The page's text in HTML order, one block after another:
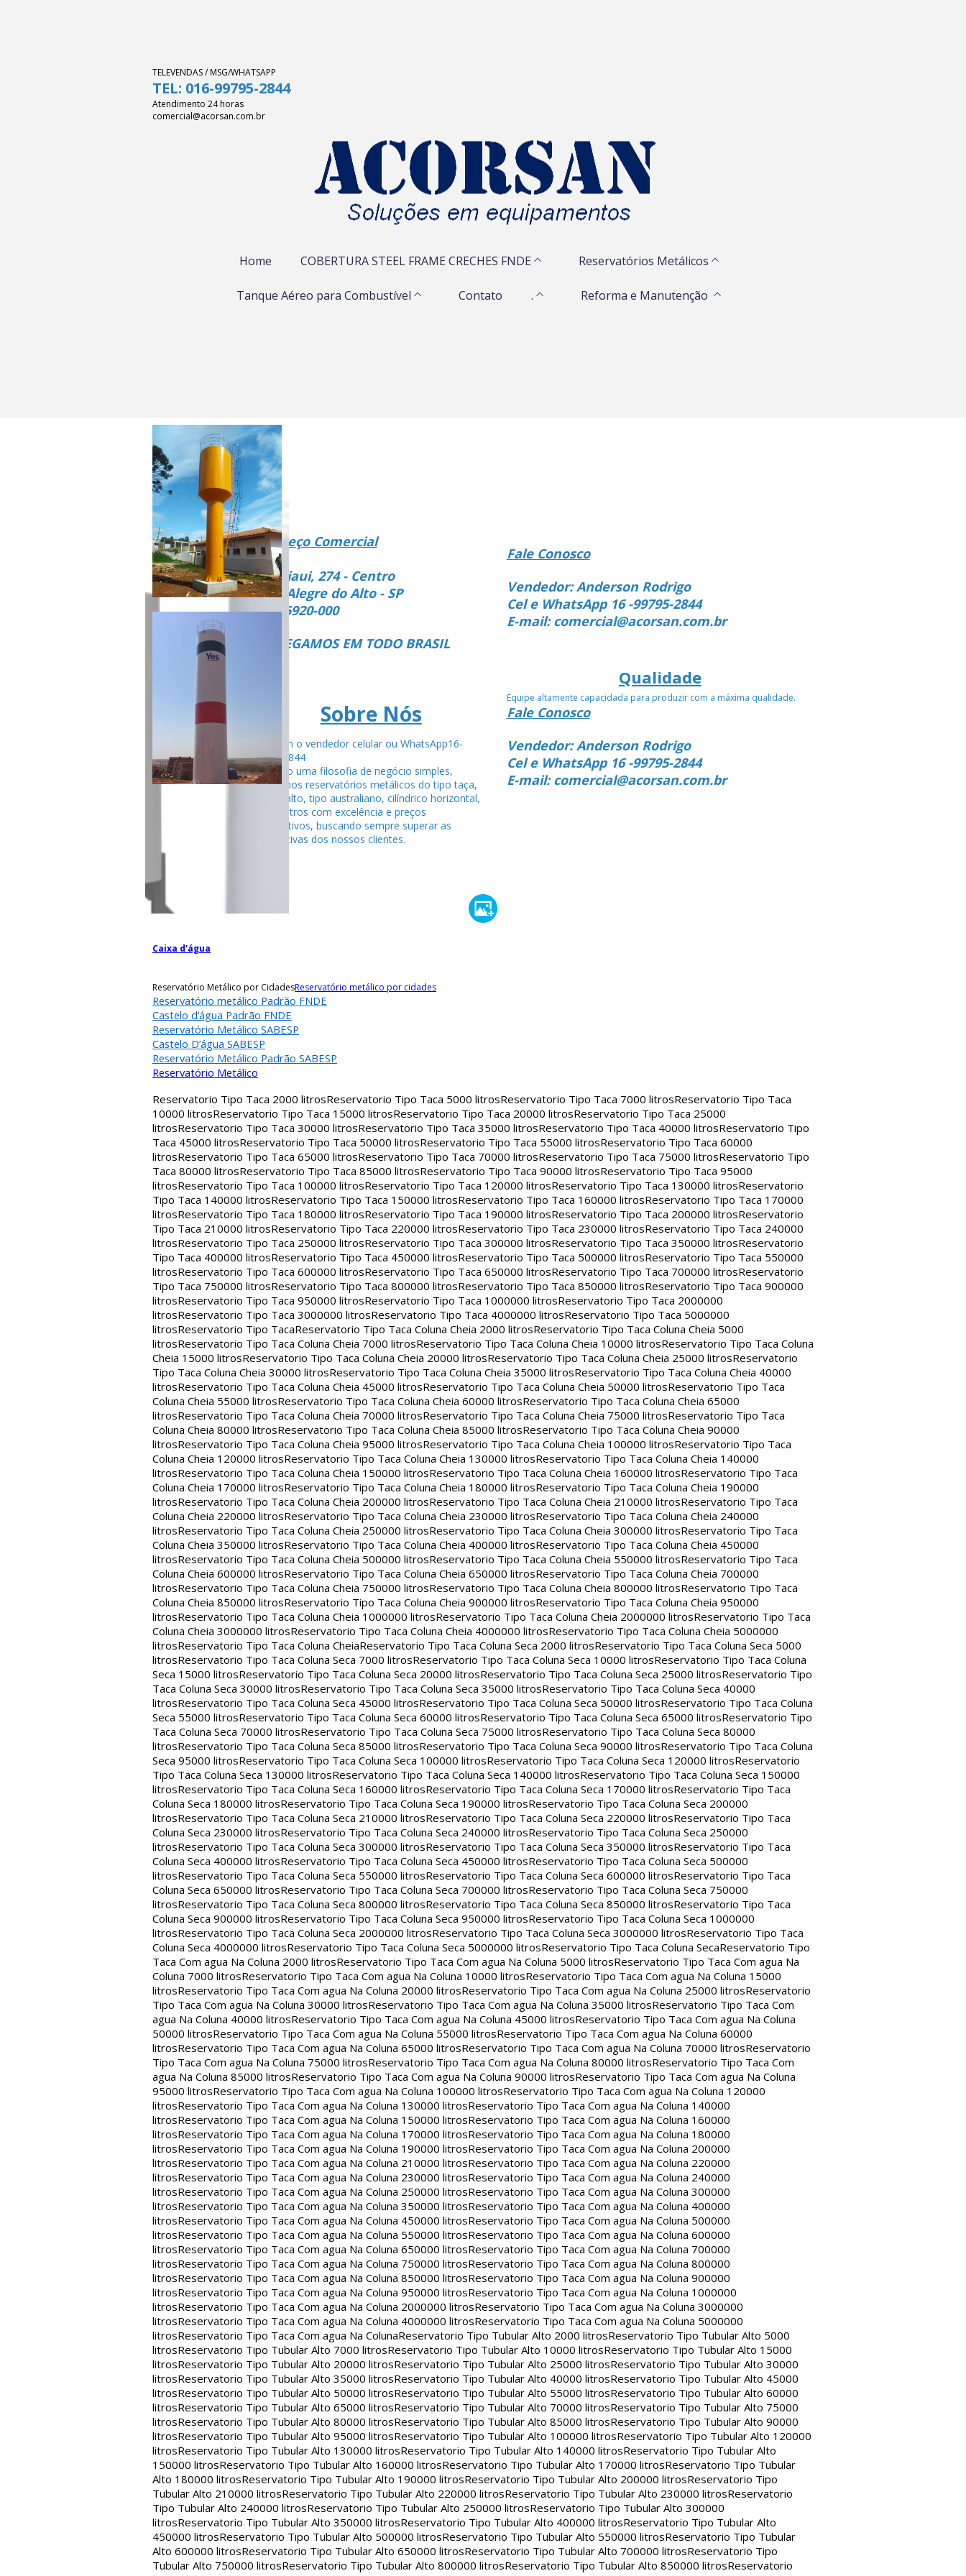
TELEVENDAS / MSG/WHATSAPP
TEL: 016-99795-2844
Atendimento 24 horas
comercial@acorsan.com.br
Home COBERTURA STEEL FRAME CRECHES FNDE Reservatórios Metálicos
Tanque Aéreo para Combustível Contato . Reforma e Manutenção
Endereço Comercial
Rua Piaui, 274 - Centro
Vista Alegre do Alto - SP
CEP 15920-000
ENTREGAMOS EM TODO BRASIL
Sobre Nós
Fale com o vendedor celular ou WhatsApp16-
99795-2844
Seguindo uma filosofia de negócio simples,
fabricamos reservatórios metálicos do tipo taça,
tubular alto, tipo australiano, cilíndrico horizontal,
entre outros com excelência e preços
competitivos, buscando sempre superar as
espectativas dos nossos clientes.
Fale Conosco
Vendedor: Anderson Rodrigo
Cel e WhatsApp 16 -99795-2844
E-mail: comercial@acorsan.com.br
Qualidade
Equipe altamente capacidada para produzir com a máxima qualidade.
Fale Conosco
Vendedor: Anderson Rodrigo
Cel e WhatsApp 16 -99795-2844
E-mail: comercial@acorsan.com.br
Caixa d'água
Reservatório Metálico por CidadesReservatório metálico por cidades
Reservatório metálico Padrão FNDE
Castelo d’água Padrão FNDE
Reservatório Metálico SABESP
Castelo D’água SABESP
Reservatório Metálico Padrão SABESP
Reservatório Metálico
Reservatorio Tipo Taca 2000 litrosReservatorio Tipo Taca 5000 litrosReservatorio Tipo Taca 7000 litrosReservatorio Tipo Taca
10000 litrosReservatorio Tipo Taca 15000 litrosReservatorio Tipo Taca 20000 litrosReservatorio Tipo Taca 25000
litrosReservatorio Tipo Taca 30000 litrosReservatorio Tipo Taca 35000 litrosReservatorio Tipo Taca 40000 litrosReservatorio Tipo
Taca 45000 litrosReservatorio Tipo Taca 50000 litrosReservatorio Tipo Taca 55000 litrosReservatorio Tipo Taca 60000
litrosReservatorio Tipo Taca 65000 litrosReservatorio Tipo Taca 70000 litrosReservatorio Tipo Taca 75000 litrosReservatorio Tipo
Taca 80000 litrosReservatorio Tipo Taca 85000 litrosReservatorio Tipo Taca 90000 litrosReservatorio Tipo Taca 95000
litrosReservatorio Tipo Taca 100000 litrosReservatorio Tipo Taca 120000 litrosReservatorio Tipo Taca 130000 litrosReservatorio
Tipo Taca 140000 litrosReservatorio Tipo Taca 150000 litrosReservatorio Tipo Taca 160000 litrosReservatorio Tipo Taca 170000
litrosReservatorio Tipo Taca 180000 litrosReservatorio Tipo Taca 190000 litrosReservatorio Tipo Taca 200000 litrosReservatorio
Tipo Taca 210000 litrosReservatorio Tipo Taca 220000 litrosReservatorio Tipo Taca 230000 litrosReservatorio Tipo Taca 240000
litrosReservatorio Tipo Taca 250000 litrosReservatorio Tipo Taca 300000 litrosReservatorio Tipo Taca 350000 litrosReservatorio
Tipo Taca 400000 litrosReservatorio Tipo Taca 450000 litrosReservatorio Tipo Taca 500000 litrosReservatorio Tipo Taca 550000
litrosReservatorio Tipo Taca 600000 litrosReservatorio Tipo Taca 650000 litrosReservatorio Tipo Taca 700000 litrosReservatorio
Tipo Taca 750000 litrosReservatorio Tipo Taca 800000 litrosReservatorio Tipo Taca 850000 litrosReservatorio Tipo Taca 900000
litrosReservatorio Tipo Taca 950000 litrosReservatorio Tipo Taca 1000000 litrosReservatorio Tipo Taca 2000000
litrosReservatorio Tipo Taca 3000000 litrosReservatorio Tipo Taca 4000000 litrosReservatorio Tipo Taca 5000000
litrosReservatorio Tipo TacaReservatorio Tipo Taca Coluna Cheia 2000 litrosReservatorio Tipo Taca Coluna Cheia 5000
litrosReservatorio Tipo Taca Coluna Cheia 7000 litrosReservatorio Tipo Taca Coluna Cheia 10000 litrosReservatorio Tipo Taca Coluna
Cheia 15000 litrosReservatorio Tipo Taca Coluna Cheia 20000 litrosReservatorio Tipo Taca Coluna Cheia 25000 litrosReservatorio
Tipo Taca Coluna Cheia 30000 litrosReservatorio Tipo Taca Coluna Cheia 35000 litrosReservatorio Tipo Taca Coluna Cheia 40000
litrosReservatorio Tipo Taca Coluna Cheia 45000 litrosReservatorio Tipo Taca Coluna Cheia 50000 litrosReservatorio Tipo Taca
Coluna Cheia 55000 litrosReservatorio Tipo Taca Coluna Cheia 60000 litrosReservatorio Tipo Taca Coluna Cheia 65000
litrosReservatorio Tipo Taca Coluna Cheia 70000 litrosReservatorio Tipo Taca Coluna Cheia 75000 litrosReservatorio Tipo Taca
Coluna Cheia 80000 litrosReservatorio Tipo Taca Coluna Cheia 85000 litrosReservatorio Tipo Taca Coluna Cheia 90000
litrosReservatorio Tipo Taca Coluna Cheia 95000 litrosReservatorio Tipo Taca Coluna Cheia 100000 litrosReservatorio Tipo Taca
Coluna Cheia 120000 litrosReservatorio Tipo Taca Coluna Cheia 130000 litrosReservatorio Tipo Taca Coluna Cheia 140000
litrosReservatorio Tipo Taca Coluna Cheia 150000 litrosReservatorio Tipo Taca Coluna Cheia 160000 litrosReservatorio Tipo Taca
Coluna Cheia 170000 litrosReservatorio Tipo Taca Coluna Cheia 180000 litrosReservatorio Tipo Taca Coluna Cheia 190000
litrosReservatorio Tipo Taca Coluna Cheia 200000 litrosReservatorio Tipo Taca Coluna Cheia 210000 litrosReservatorio Tipo Taca
Coluna Cheia 220000 litrosReservatorio Tipo Taca Coluna Cheia 230000 litrosReservatorio Tipo Taca Coluna Cheia 240000
litrosReservatorio Tipo Taca Coluna Cheia 250000 litrosReservatorio Tipo Taca Coluna Cheia 300000 litrosReservatorio Tipo Taca
Coluna Cheia 350000 litrosReservatorio Tipo Taca Coluna Cheia 400000 litrosReservatorio Tipo Taca Coluna Cheia 450000
litrosReservatorio Tipo Taca Coluna Cheia 500000 litrosReservatorio Tipo Taca Coluna Cheia 550000 litrosReservatorio Tipo Taca
Coluna Cheia 600000 litrosReservatorio Tipo Taca Coluna Cheia 650000 litrosReservatorio Tipo Taca Coluna Cheia 700000
litrosReservatorio Tipo Taca Coluna Cheia 750000 litrosReservatorio Tipo Taca Coluna Cheia 800000 litrosReservatorio Tipo Taca
Coluna Cheia 850000 litrosReservatorio Tipo Taca Coluna Cheia 900000 litrosReservatorio Tipo Taca Coluna Cheia 950000
litrosReservatorio Tipo Taca Coluna Cheia 1000000 litrosReservatorio Tipo Taca Coluna Cheia 2000000 litrosReservatorio Tipo Taca
Coluna Cheia 3000000 litrosReservatorio Tipo Taca Coluna Cheia 4000000 litrosReservatorio Tipo Taca Coluna Cheia 5000000
litrosReservatorio Tipo Taca Coluna CheiaReservatorio Tipo Taca Coluna Seca 2000 litrosReservatorio Tipo Taca Coluna Seca 5000
litrosReservatorio Tipo Taca Coluna Seca 7000 litrosReservatorio Tipo Taca Coluna Seca 10000 litrosReservatorio Tipo Taca Coluna
Seca 15000 litrosReservatorio Tipo Taca Coluna Seca 20000 litrosReservatorio Tipo Taca Coluna Seca 25000 litrosReservatorio Tipo
Taca Coluna Seca 30000 litrosReservatorio Tipo Taca Coluna Seca 35000 litrosReservatorio Tipo Taca Coluna Seca 40000
litrosReservatorio Tipo Taca Coluna Seca 45000 litrosReservatorio Tipo Taca Coluna Seca 50000 litrosReservatorio Tipo Taca Coluna
Seca 55000 litrosReservatorio Tipo Taca Coluna Seca 60000 litrosReservatorio Tipo Taca Coluna Seca 65000 litrosReservatorio Tipo
Taca Coluna Seca 70000 litrosReservatorio Tipo Taca Coluna Seca 75000 litrosReservatorio Tipo Taca Coluna Seca 80000
litrosReservatorio Tipo Taca Coluna Seca 85000 litrosReservatorio Tipo Taca Coluna Seca 90000 litrosReservatorio Tipo Taca Coluna
Seca 95000 litrosReservatorio Tipo Taca Coluna Seca 100000 litrosReservatorio Tipo Taca Coluna Seca 120000 litrosReservatorio
Tipo Taca Coluna Seca 130000 litrosReservatorio Tipo Taca Coluna Seca 140000 litrosReservatorio Tipo Taca Coluna Seca 150000
litrosReservatorio Tipo Taca Coluna Seca 160000 litrosReservatorio Tipo Taca Coluna Seca 170000 litrosReservatorio Tipo Taca
Coluna Seca 180000 litrosReservatorio Tipo Taca Coluna Seca 190000 litrosReservatorio Tipo Taca Coluna Seca 200000
litrosReservatorio Tipo Taca Coluna Seca 210000 litrosReservatorio Tipo Taca Coluna Seca 220000 litrosReservatorio Tipo Taca
Coluna Seca 230000 litrosReservatorio Tipo Taca Coluna Seca 240000 litrosReservatorio Tipo Taca Coluna Seca 250000
litrosReservatorio Tipo Taca Coluna Seca 300000 litrosReservatorio Tipo Taca Coluna Seca 350000 litrosReservatorio Tipo Taca
Coluna Seca 400000 litrosReservatorio Tipo Taca Coluna Seca 450000 litrosReservatorio Tipo Taca Coluna Seca 500000
litrosReservatorio Tipo Taca Coluna Seca 550000 litrosReservatorio Tipo Taca Coluna Seca 600000 litrosReservatorio Tipo Taca
Coluna Seca 650000 litrosReservatorio Tipo Taca Coluna Seca 700000 litrosReservatorio Tipo Taca Coluna Seca 750000
litrosReservatorio Tipo Taca Coluna Seca 800000 litrosReservatorio Tipo Taca Coluna Seca 850000 litrosReservatorio Tipo Taca
Coluna Seca 900000 litrosReservatorio Tipo Taca Coluna Seca 950000 litrosReservatorio Tipo Taca Coluna Seca 1000000
litrosReservatorio Tipo Taca Coluna Seca 2000000 litrosReservatorio Tipo Taca Coluna Seca 3000000 litrosReservatorio Tipo Taca
Coluna Seca 4000000 litrosReservatorio Tipo Taca Coluna Seca 5000000 litrosReservatorio Tipo Taca Coluna SecaReservatorio Tipo
Taca Com agua Na Coluna 2000 litrosReservatorio Tipo Taca Com agua Na Coluna 5000 litrosReservatorio Tipo Taca Com agua Na
Coluna 7000 litrosReservatorio Tipo Taca Com agua Na Coluna 10000 litrosReservatorio Tipo Taca Com agua Na Coluna 15000
litrosReservatorio Tipo Taca Com agua Na Coluna 20000 litrosReservatorio Tipo Taca Com agua Na Coluna 25000 litrosReservatorio
Tipo Taca Com agua Na Coluna 30000 litrosReservatorio Tipo Taca Com agua Na Coluna 35000 litrosReservatorio Tipo Taca Com
agua Na Coluna 40000 litrosReservatorio Tipo Taca Com agua Na Coluna 45000 litrosReservatorio Tipo Taca Com agua Na Coluna
50000 litrosReservatorio Tipo Taca Com agua Na Coluna 55000 litrosReservatorio Tipo Taca Com agua Na Coluna 60000
litrosReservatorio Tipo Taca Com agua Na Coluna 65000 litrosReservatorio Tipo Taca Com agua Na Coluna 70000 litrosReservatorio
Tipo Taca Com agua Na Coluna 75000 litrosReservatorio Tipo Taca Com agua Na Coluna 80000 litrosReservatorio Tipo Taca Com
agua Na Coluna 85000 litrosReservatorio Tipo Taca Com agua Na Coluna 90000 litrosReservatorio Tipo Taca Com agua Na Coluna
95000 litrosReservatorio Tipo Taca Com agua Na Coluna 100000 litrosReservatorio Tipo Taca Com agua Na Coluna 120000
litrosReservatorio Tipo Taca Com agua Na Coluna 130000 litrosReservatorio Tipo Taca Com agua Na Coluna 140000
litrosReservatorio Tipo Taca Com agua Na Coluna 150000 litrosReservatorio Tipo Taca Com agua Na Coluna 160000
litrosReservatorio Tipo Taca Com agua Na Coluna 170000 litrosReservatorio Tipo Taca Com agua Na Coluna 180000
litrosReservatorio Tipo Taca Com agua Na Coluna 190000 litrosReservatorio Tipo Taca Com agua Na Coluna 200000
litrosReservatorio Tipo Taca Com agua Na Coluna 210000 litrosReservatorio Tipo Taca Com agua Na Coluna 220000
litrosReservatorio Tipo Taca Com agua Na Coluna 230000 litrosReservatorio Tipo Taca Com agua Na Coluna 240000
litrosReservatorio Tipo Taca Com agua Na Coluna 250000 litrosReservatorio Tipo Taca Com agua Na Coluna 300000
litrosReservatorio Tipo Taca Com agua Na Coluna 350000 litrosReservatorio Tipo Taca Com agua Na Coluna 400000
litrosReservatorio Tipo Taca Com agua Na Coluna 450000 litrosReservatorio Tipo Taca Com agua Na Coluna 500000
litrosReservatorio Tipo Taca Com agua Na Coluna 550000 litrosReservatorio Tipo Taca Com agua Na Coluna 600000
litrosReservatorio Tipo Taca Com agua Na Coluna 650000 litrosReservatorio Tipo Taca Com agua Na Coluna 700000
litrosReservatorio Tipo Taca Com agua Na Coluna 750000 litrosReservatorio Tipo Taca Com agua Na Coluna 800000
litrosReservatorio Tipo Taca Com agua Na Coluna 850000 litrosReservatorio Tipo Taca Com agua Na Coluna 900000
litrosReservatorio Tipo Taca Com agua Na Coluna 950000 litrosReservatorio Tipo Taca Com agua Na Coluna 1000000
litrosReservatorio Tipo Taca Com agua Na Coluna 2000000 litrosReservatorio Tipo Taca Com agua Na Coluna 3000000
litrosReservatorio Tipo Taca Com agua Na Coluna 4000000 litrosReservatorio Tipo Taca Com agua Na Coluna 5000000
litrosReservatorio Tipo Taca Com agua Na ColunaReservatorio Tipo Tubular Alto 2000 litrosReservatorio Tipo Tubular Alto 5000
litrosReservatorio Tipo Tubular Alto 7000 litrosReservatorio Tipo Tubular Alto 10000 litrosReservatorio Tipo Tubular Alto 15000
litrosReservatorio Tipo Tubular Alto 20000 litrosReservatorio Tipo Tubular Alto 25000 litrosReservatorio Tipo Tubular Alto 30000
litrosReservatorio Tipo Tubular Alto 35000 litrosReservatorio Tipo Tubular Alto 40000 litrosReservatorio Tipo Tubular Alto 45000
litrosReservatorio Tipo Tubular Alto 50000 litrosReservatorio Tipo Tubular Alto 55000 litrosReservatorio Tipo Tubular Alto 60000
litrosReservatorio Tipo Tubular Alto 65000 litrosReservatorio Tipo Tubular Alto 70000 litrosReservatorio Tipo Tubular Alto 75000
litrosReservatorio Tipo Tubular Alto 80000 litrosReservatorio Tipo Tubular Alto 85000 litrosReservatorio Tipo Tubular Alto 90000
litrosReservatorio Tipo Tubular Alto 95000 litrosReservatorio Tipo Tubular Alto 100000 litrosReservatorio Tipo Tubular Alto 120000
litrosReservatorio Tipo Tubular Alto 130000 litrosReservatorio Tipo Tubular Alto 140000 litrosReservatorio Tipo Tubular Alto
150000 litrosReservatorio Tipo Tubular Alto 160000 litrosReservatorio Tipo Tubular Alto 170000 litrosReservatorio Tipo Tubular
Alto 180000 litrosReservatorio Tipo Tubular Alto 190000 litrosReservatorio Tipo Tubular Alto 200000 litrosReservatorio Tipo
Tubular Alto 210000 litrosReservatorio Tipo Tubular Alto 220000 litrosReservatorio Tipo Tubular Alto 230000 litrosReservatorio
Tipo Tubular Alto 240000 litrosReservatorio Tipo Tubular Alto 250000 litrosReservatorio Tipo Tubular Alto 300000
litrosReservatorio Tipo Tubular Alto 350000 litrosReservatorio Tipo Tubular Alto 400000 litrosReservatorio Tipo Tubular Alto
450000 litrosReservatorio Tipo Tubular Alto 500000 litrosReservatorio Tipo Tubular Alto 550000 litrosReservatorio Tipo Tubular
Alto 600000 litrosReservatorio Tipo Tubular Alto 650000 litrosReservatorio Tipo Tubular Alto 700000 litrosReservatorio Tipo
Tubular Alto 750000 litrosReservatorio Tipo Tubular Alto 800000 litrosReservatorio Tipo Tubular Alto 850000 litrosReservatorio